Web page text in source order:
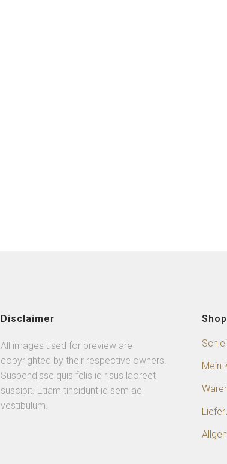
Disclaimer
All images used for preview are
copyrighted by their respective owners.
Suspendisse quis felis id risus laoreet
suscipit. Etiam tincidunt id sem ac
vestibulum.
Shop
Mein